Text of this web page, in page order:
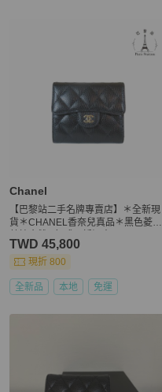
Chanel
【巴黎站二手名牌專賣店】＊全新現
貨＊CHANEL香奈兒真品＊黑色菱格
TWD 45,800
現折 800
全新品 本地 免運